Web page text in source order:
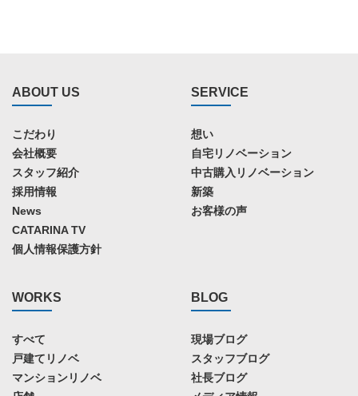
ABOUT US
こだわり
会社概要
スタッフ紹介
採用情報
News
CATARINA TV
個人情報保護方針
SERVICE
想い
自宅リノベーション
中古購入リノベーション
新築
お客様の声
WORKS
すべて
戸建てリノベ
マンションリノベ
BLOG
現場ブログ
スタッフブログ
社長ブログ